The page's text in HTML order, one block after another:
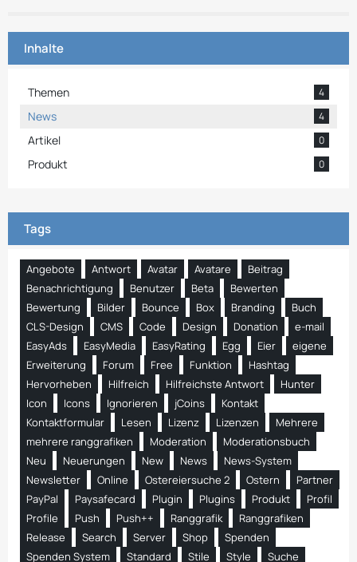
Inhalte
Themen 4
News 4
Artikel 0
Produkt 0
Tags
Angebote Antwort Avatar Avatare
Beitrag
Benachrichtigung
Benutzer Beta
Bewerten
Bewertung
Bilder Bounce Box Branding
Buch
CLS-Design
CMS Code Design Donation
e-mail
EasyAds
EasyMedia EasyRating Egg Eier
eigene
Erweiterung
Forum Free Funktion
Hashtag
Hervorheben
Hilfreich Hilfreichste Antwort
Hunter
Icon
Icons Ignorieren jCoins
Kontakt
Kontaktformular
Lesen Lizenz Lizenzen
Mehrere
mehrere ranggrafiken
Moderation
Moderationsbuch
Neu
Neuerungen New News
News-System
Newsletter
Online Ostereiersuche 2 Ostern
Partner
PayPal
Paysafecard Plugin Plugins Produkt
Profil
Profile
Push Push++ Ranggrafik
Ranggrafiken
Release
Search Server Shop
Spenden
Spenden System
Standard Stile Style Suche